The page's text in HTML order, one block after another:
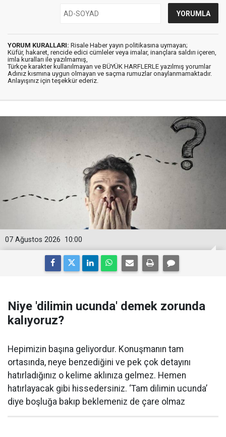
YORUM KURALLARI: Risale Haber yayın politikasına uymayan;
Küfür, hakaret, rencide edici cümleler veya imalar, inançlara saldırı içeren,
imla kuralları ile yazılmamış,
Türkçe karakter kullanılmayan ve BÜYÜK HARFLERLE yazılmış yorumlar
Adınız kısmına uygun olmayan ve saçma rumuzlar onaylanmamaktadır.
Anlayışınız için teşekkür ederiz.
10:00
07 Ağustos 2026
Niye 'dilimin ucunda' demek zorunda
kalıyoruz?
Hepimizin başına geliyordur. Konuşmanın tam
ortasında, neye benzediğini ve pek çok detayını
hatırladığınız o kelime aklınıza gelmez. Hemen
hatırlayacak gibi hissedersiniz. ‘Tam dilimin ucunda’
diye boşluğa bakıp beklemeniz de çare olmaz